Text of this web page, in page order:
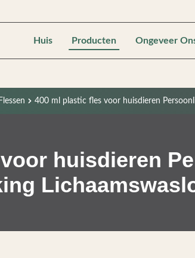
Huis Producten Ongeveer
400 ml plastic fles voor huisdieren
huisdieren